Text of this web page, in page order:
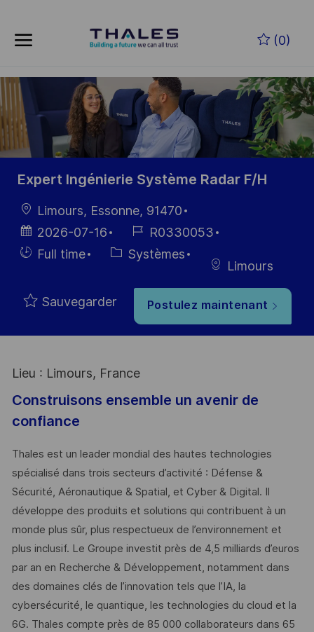
(0)
-
Expert Ingénierie Système Radar F/H
localisation
Limours, Essonne, 91470
Date
d’affichage
2026-07-16
Référence
du poste
R0330053
HiringFull time Catégorie
Systèmes
Limours
Sauvegarder Postulez maintenant
Lieu : Limours, France
Construisons ensemble un avenir de
confiance
Thales est un leader mondial des hautes technologies
spécialisé dans trois secteurs d’activité : Défense &
Sécurité, Aéronautique & Spatial, et Cyber & Digital. Il
développe des produits et solutions qui contribuent à un
monde plus sûr, plus respectueux de l’environnement et
plus inclusif. Le Groupe investit près de 4,5 milliards d’euros
par an en Recherche & Développement, notamment dans
des domaines clés de l’innovation tels que l’IA, la
cybersécurité, le quantique, les technologies du cloud et la
6G. Thales compte près de 85 000 collaborateurs dans 65